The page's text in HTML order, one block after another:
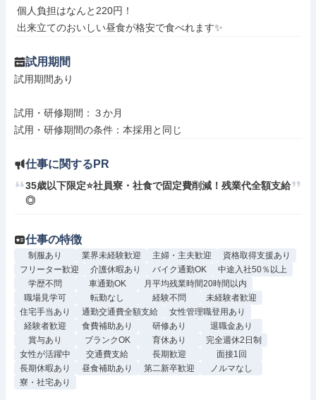
出来立てのおいしい昼食が格安で食べれます✨
試用期間
試用期間あり
試用・研修期間：３か月
仕事に関するPR
35歳以下限定⭐社員寮・社食で固定費削減！残業代全額支給
◎
仕事の特徴
制服あり 業界未経験歓迎 主婦・主夫歓迎
資格取得支援あり
フリーター歓迎
介護休暇あり バイク通勤OK
中途入社50％以上
学歴不問
車通勤OK
月平均残業時間20時間以内
職場見学可
転勤なし 経験不問
未経験者歓迎
住宅手当あり
通勤交通費全額支給
女性管理職登用あり
経験者歓迎
食費補助あり 研修あり
退職金あり
賞与あり
ブランクOK 育休あり
完全週休2日制
女性が活躍中
交通費支給 長期歓迎
面接1回
長期休暇あり
昼食補助あり 第二新卒歓迎
ノルマなし
寮・社宅あり